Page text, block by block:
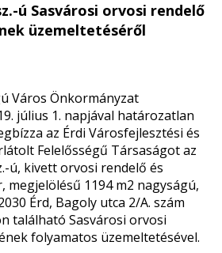
ú Sasvárosi orvosi rendelő
üzemeltetéséről
Város Önkormányzat
július 1. napjával határozatlan
az Érdi Városfejlesztési és
Felelősségű Társaságot az
ú, kivett orvosi rendelő és
megjelölésű 1194 m2 nagyságú,
Érd, Bagoly utca 2/A. szám
található Sasvárosi orvosi
folyamatos üzemeltetésével.